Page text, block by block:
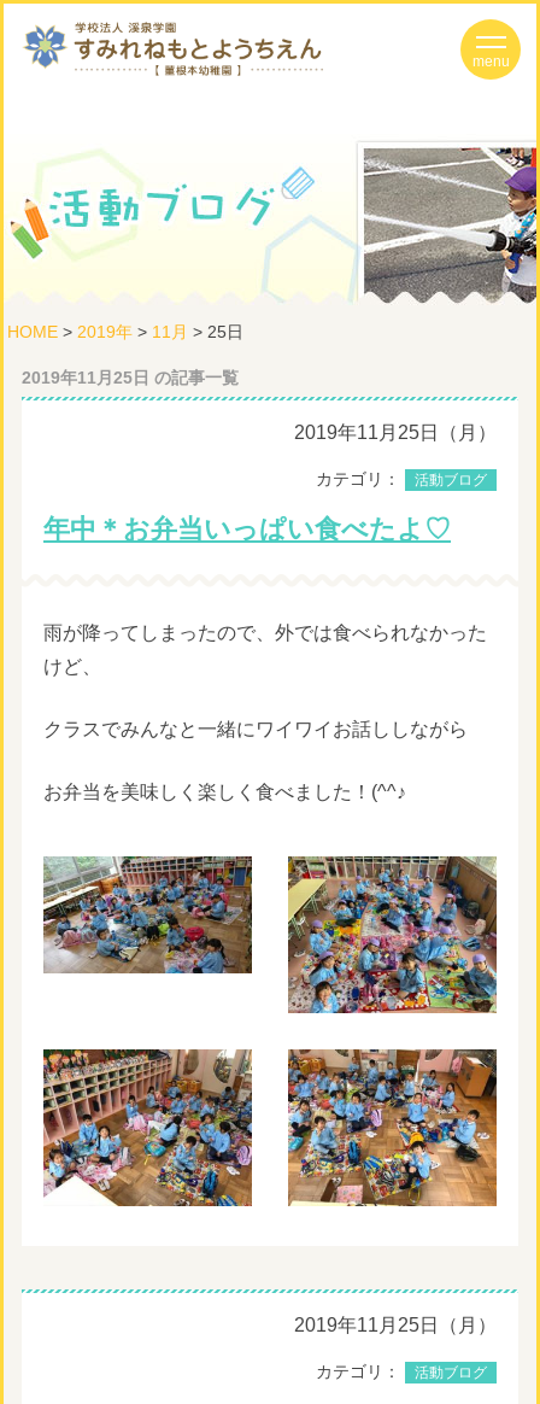
HOME> 2019年> 11月 > 25日
2019年11月25日 の記事一覧
2019年11月25日（月）
カテゴリ： 活動ブログ
年中＊お弁当いっぱい食べたよ♡
雨が降ってしまったので、外では食べられなかった
けど、
クラスでみんなと一緒にワイワイお話ししながら
お弁当を美味しく楽しく食べました！(^^♪
2019年11月25日（月）
カテゴリ： 活動ブログ